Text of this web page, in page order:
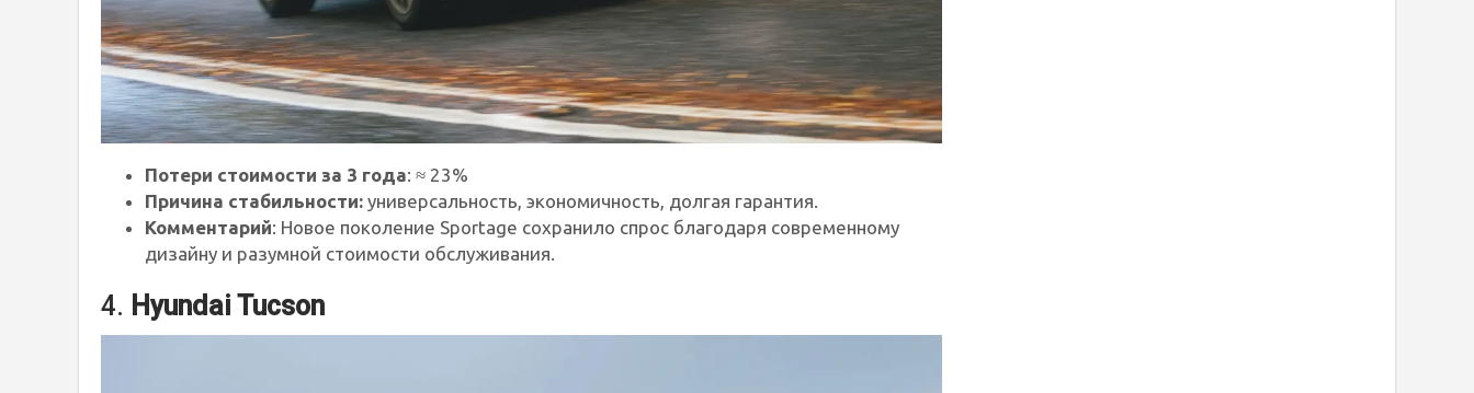
Потери стоимости за 3 года: ≈ 23%
Причина стабильности: универсальность, экономичность, долгая гарантия.
Комментарий: Новое поколение Sportage сохранило спрос благодаря современному
дизайну и разумной стоимости обслуживания.
4. Hyundai Tucson